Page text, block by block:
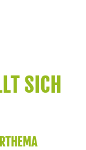
SICH